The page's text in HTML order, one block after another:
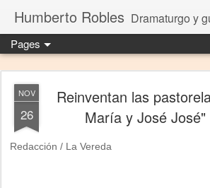
Humberto Robles Dramaturgo y
Pages
NOV
26
Reinventan las
María y José José"
Redacción / La Vereda